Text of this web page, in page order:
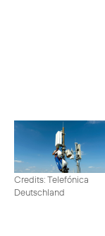
Credits: Telefónica
Deutschland